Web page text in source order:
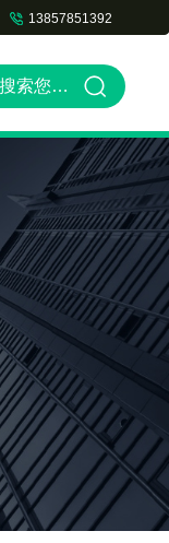
13857851392